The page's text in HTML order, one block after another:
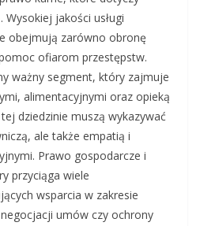
jakości usługi
obejmują zarówno obronę
ofiarom przestępstw.
ważny segment, który zajmuje
alimentacyjnymi oraz opieką
dziedzinie muszą wykazywać
ale także empatią i
Prawo gospodarcze i
przyciąga wiele
wsparcia w zakresie
umów czy ochrony